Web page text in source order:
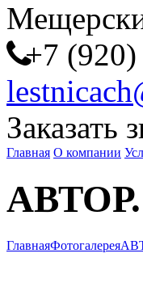
+7
Заказать
Главная О компании
ГлавнаяФотогалерея